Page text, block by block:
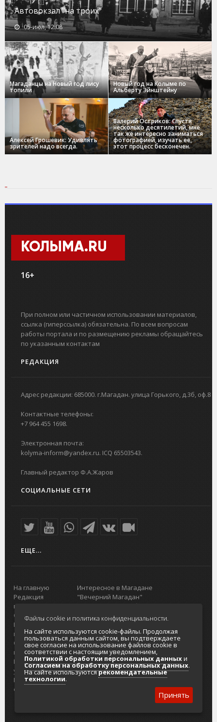
Автовокзал "на троих"
05-июл, 12:08
Магаданцы на Новый год лису
топили
Новый год на Колыме по
Альберту Эйнштейну
Алексей Грошевик: Удивлять
зрителей надо всегда.
Валерий Остриков: Спустя
несколько десятилетий, мне
так же интересно заниматься
фотографией, изучать ее,
этот процесс бесконечен.
КОЛЫМА.RU
16+
При полном или частичном использовании материалов,
ссылка (гиперссылка) обязательна. По всем вопросам
работы портала и по размещению рекламы обращайтесь
по указанным контактам
РЕДАКЦИЯ
Адрес редакции: 685000. г.Магадан. улица Горького, д.3б, оф.8
Контактные телефоны:
+7 964 455 1698.
Электронная почта:
kolyma-inform@yandex.ru. ICQ 65503543.
Главный редактор Ф.А.Жаров
СОЦИАЛЬНЫЕ СЕТИ
ЕЩЕ...
На главную
Редакция
портала
О проекте
Реклама на
портале
Отзывы и
предложения
Интернет-
услуги
Разработка
сайтов
Интересное в Магадане
"Вечерний Магадан"
Городская доска объявлений
Реклама
Главный туристический портал
Колымы
Политика в отношении обработки
персональных данных
Согласие на обработку персональных
данных
Файлы cookie и политика конфиденциальности.
На сайте используются cookie-файлы. Продолжая
пользоваться данным сайтом, вы подтверждаете
свое согласие на использование файлов cookie в
соответствии с настоящим уведомлением,
Политикой обработки персональных данныхи
Согласием на обработку персональных данных.
На сайте используютсярекомендательные
технологии.
Принять